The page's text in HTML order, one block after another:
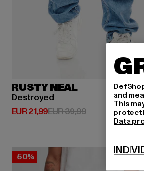
RUSTY NEAL
Destroyed
EUR 21,99
Huidige prijs: EUR 21,99
EUR 39,99Actieprijs: EUR
-50%
and
This
Data